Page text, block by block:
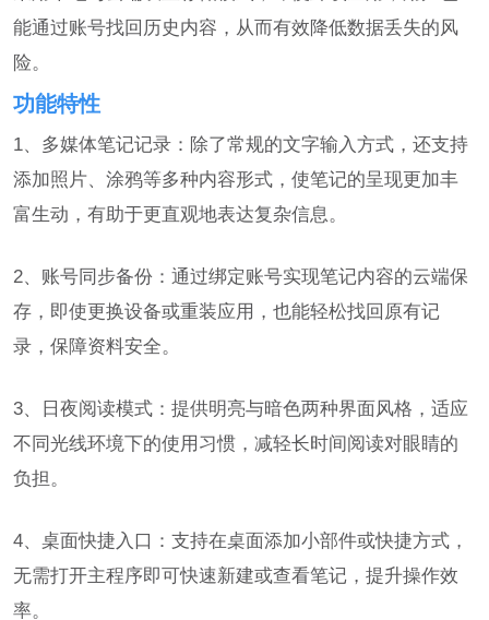
能通过账号找回历史内容，从而有效降低数据丢失的风
险。
功能特性
1、多媒体笔记记录：除了常规的文字输入方式，还支持
添加照片、涂鸦等多种内容形式，使笔记的呈现更加丰
富生动，有助于更直观地表达复杂信息。
2、账号同步备份：通过绑定账号实现笔记内容的云端保
存，即使更换设备或重装应用，也能轻松找回原有记
录，保障资料安全。
3、日夜阅读模式：提供明亮与暗色两种界面风格，适应
不同光线环境下的使用习惯，减轻长时间阅读对眼睛的
负担。
4、桌面快捷入口：支持在桌面添加小部件或快捷方式，
无需打开主程序即可快速新建或查看笔记，提升操作效
率。